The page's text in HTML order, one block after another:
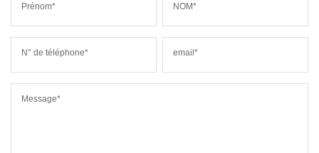
Prénom* NOM*
N° de téléphone* email*
Message*